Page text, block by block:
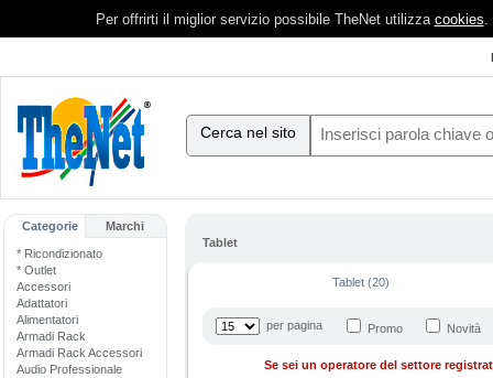
Per offrirti il miglior servizio possibile TheNet utilizza cookies.
Cerca nel sito
Categorie Marchi
* Ricondizionato
* Outlet
Accessori
Adattatori
Alimentatori
Armadi Rack
Armadi Rack Accessori
Audio Professionale
Tablet
Tablet (20)
per pagina Promo Novità
Se sei un operatore del settore